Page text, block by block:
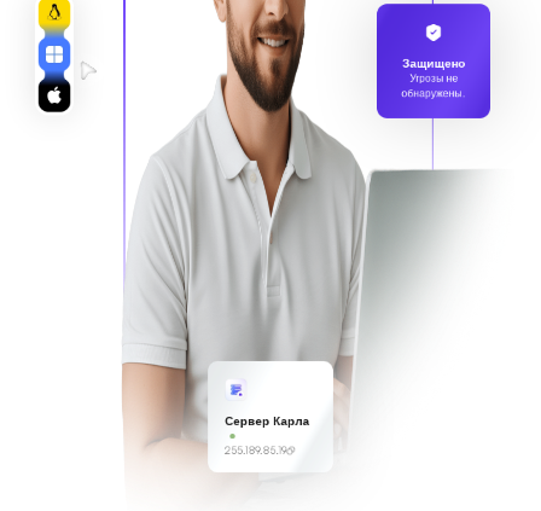
Защищено
Угрозы не
обнаружены.
Сервер Карла
255.189.85.19